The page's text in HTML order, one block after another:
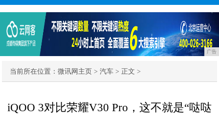
广告
当前所在位置：微讯网主页 >汽车 > 正文 >
iQOO 3对比荣耀V30 Pro，这不就是“哒哒